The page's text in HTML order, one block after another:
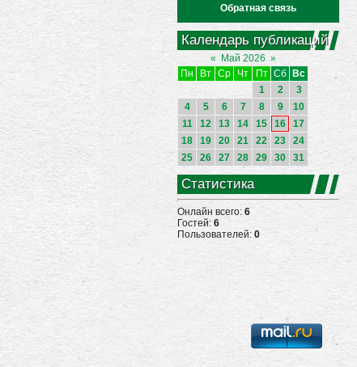
Обратная связь
Календарь публикаций
« Май 2026 »
Пн
Вт Ср Чт Пт Сб
Вс
1
2
3
4
5 6 7 8 9
10
11
12 13 14 15 16
17
18
19 20 21 22 23
24
25
26 27 28 29 30 31
Статистика
Онлайн всего: 6
Гостей: 6
Пользователей: 0